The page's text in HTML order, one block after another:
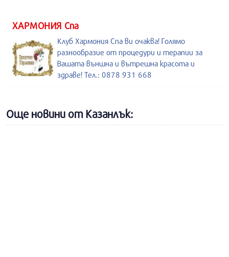
ХАРМОНИЯ Спа
Клуб Хармония Спа ви очаква! Голямо
разнообразие от процедури и терапии за
Вашата външна и вътрешна красота и
здраве! Тел.: 0878 931 668
Още новини от Казанлък: